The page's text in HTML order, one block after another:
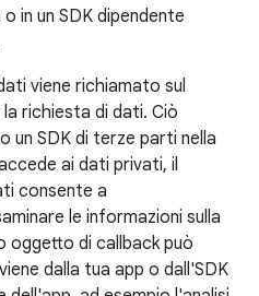
in un SDK dipendente
viene richiamato sul
richiesta di dati. Ciò
un SDK di terze parti nella
ai dati privati, il
consente a
le informazioni sulla
oggetto di callback può
dalla tua app o dall'SDK